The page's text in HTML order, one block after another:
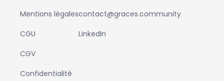
Mentions légales
CGU
CGV
Confidentialité
contact@graces.community
LinkedIn